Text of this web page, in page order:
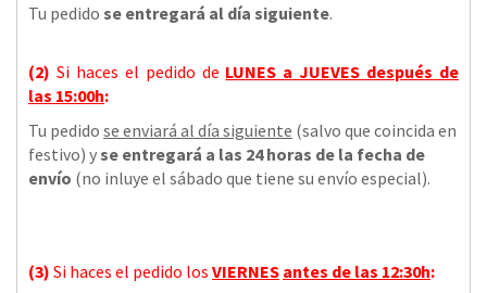
Tu pedido se entregará al día siguiente.
(2) Si haces el pedido de LUNES a JUEVES después de
las 15:00h:
Tu pedido se enviará al día siguiente (salvo que coincida en
festivo) yse entregará a las 24 horas de la fecha de
envío (no inluye el sábado que tiene su envío especial).
(3) Si haces el pedido los VIERNES antes de las 12:30h: